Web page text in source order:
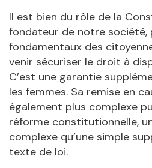
Il est bien du rôle de la
fondateur de notre
fondamentaux des
venir sécuriser le droit à
C’est une garantie
les femmes. Sa remise en
également plus complexe
réforme constitutionnelle,
complexe qu’une simple
texte de loi.